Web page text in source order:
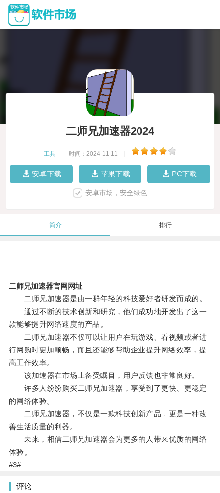
二师兄加速器2024
工具 时间：2024-11-11
安卓下载 苹果下载 PC下载
安卓市场，安全绿色
简介 排行
二师兄加速器官网网址
二师兄加速器是由一群年轻的科技爱好者研发而成的。
通过不断的技术创新和研究，他们成功地开发出了这一
款能够提升网络速度的产品。
二师兄加速器不仅可以让用户在玩游戏、看视频或者进
行网购时更加顺畅，而且还能够帮助企业提升网络效率，提
高工作效率。
该加速器在市场上备受瞩目，用户反馈也非常良好。
许多人纷纷购买二师兄加速器，享受到了更快、更稳定
的网络体验。
二师兄加速器，不仅是一款科技创新产品，更是一种改
善生活质量的利器。
未来，相信二师兄加速器会为更多的人带来优质的网络
体验。
#3#
评论